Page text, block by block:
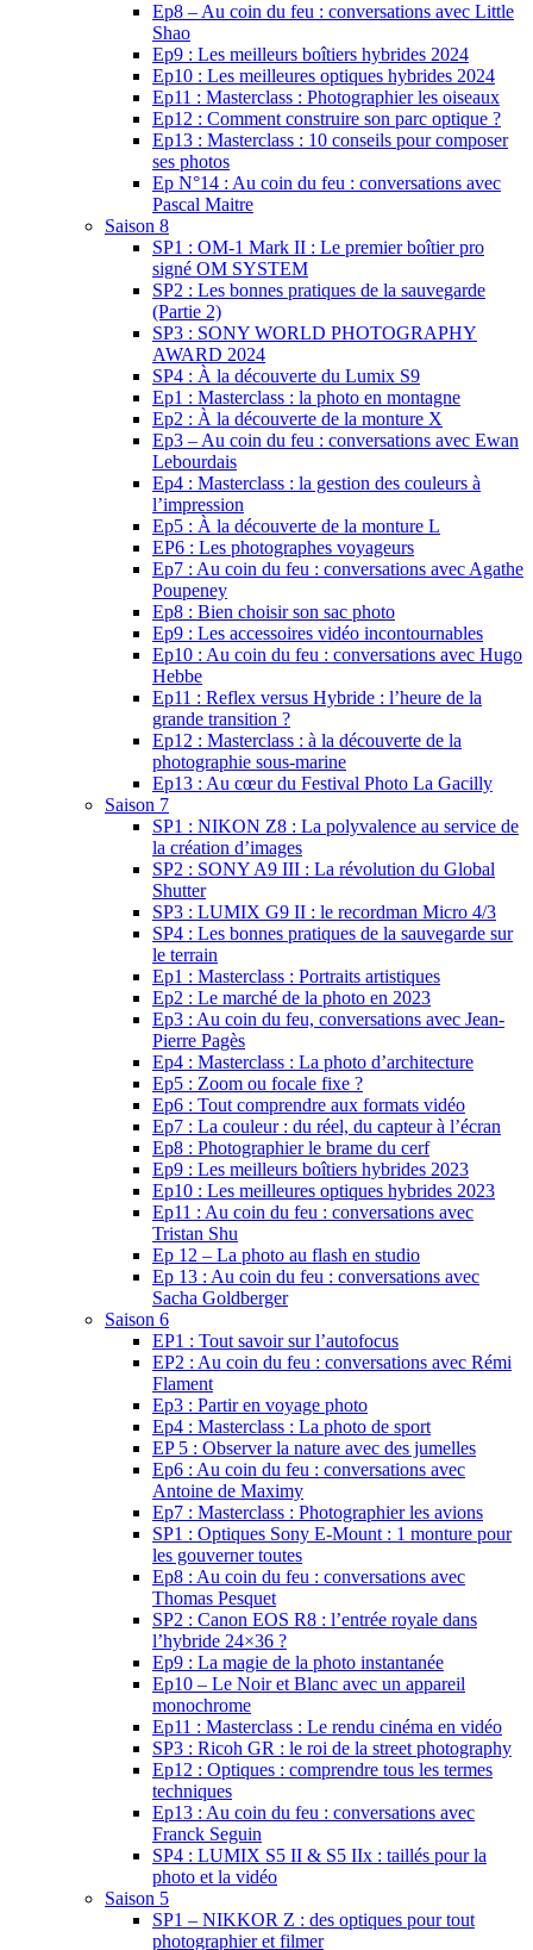
Ep8 – Au coin du feu : conversations avec Little
Shao
Ep9 : Les meilleurs boîtiers hybrides 2024
Ep10 : Les meilleures optiques hybrides 2024
Ep11 : Masterclass : Photographier les oiseaux
Ep12 : Comment construire son parc optique ?
Ep13 : Masterclass : 10 conseils pour composer
ses photos
Ep N°14 : Au coin du feu : conversations avec
Pascal Maitre
Saison 8
SP1 : OM-1 Mark II : Le premier boîtier pro
signé OM SYSTEM
SP2 : Les bonnes pratiques de la sauvegarde
(Partie 2)
SP3 : SONY WORLD PHOTOGRAPHY
AWARD 2024
SP4 : À la découverte du Lumix S9
Ep1 : Masterclass : la photo en montagne
Ep2 : À la découverte de la monture X
Ep3 – Au coin du feu : conversations avec Ewan
Lebourdais
Ep4 : Masterclass : la gestion des couleurs à
l’impression
Ep5 : À la découverte de la monture L
EP6 : Les photographes voyageurs
Ep7 : Au coin du feu : conversations avec Agathe
Poupeney
Ep8 : Bien choisir son sac photo
Ep9 : Les accessoires vidéo incontournables
Ep10 : Au coin du feu : conversations avec Hugo
Hebbe
Ep11 : Reflex versus Hybride : l’heure de la
grande transition ?
Ep12 : Masterclass : à la découverte de la
photographie sous-marine
Ep13 : Au cœur du Festival Photo La Gacilly
Saison 7
SP1 : NIKON Z8 : La polyvalence au service de
la création d’images
SP2 : SONY A9 III : La révolution du Global
Shutter
SP3 : LUMIX G9 II : le recordman Micro 4/3
SP4 : Les bonnes pratiques de la sauvegarde sur
le terrain
Ep1 : Masterclass : Portraits artistiques
Ep2 : Le marché de la photo en 2023
Ep3 : Au coin du feu, conversations avec Jean-
Pierre Pagès
Ep4 : Masterclass : La photo d’architecture
Ep5 : Zoom ou focale fixe ?
Ep6 : Tout comprendre aux formats vidéo
Ep7 : La couleur : du réel, du capteur à l’écran
Ep8 : Photographier le brame du cerf
Ep9 : Les meilleurs boîtiers hybrides 2023
Ep10 : Les meilleures optiques hybrides 2023
Ep11 : Au coin du feu : conversations avec
Tristan Shu
Ep 12 – La photo au flash en studio
Ep 13 : Au coin du feu : conversations avec
Sacha Goldberger
Saison 6
EP1 : Tout savoir sur l’autofocus
EP2 : Au coin du feu : conversations avec Rémi
Flament
Ep3 : Partir en voyage photo
Ep4 : Masterclass : La photo de sport
EP 5 : Observer la nature avec des jumelles
Ep6 : Au coin du feu : conversations avec
Antoine de Maximy
Ep7 : Masterclass : Photographier les avions
SP1 : Optiques Sony E-Mount : 1 monture pour
les gouverner toutes
Ep8 : Au coin du feu : conversations avec
Thomas Pesquet
SP2 : Canon EOS R8 : l’entrée royale dans
l’hybride 24×36 ?
Ep9 : La magie de la photo instantanée
Ep10 – Le Noir et Blanc avec un appareil
monochrome
Ep11 : Masterclass : Le rendu cinéma en vidéo
SP3 : Ricoh GR : le roi de la street photography
Ep12 : Optiques : comprendre tous les termes
techniques
Ep13 : Au coin du feu : conversations avec
Franck Seguin
SP4 : LUMIX S5 II & S5 IIx : taillés pour la
photo et la vidéo
Saison 5
SP1 – NIKKOR Z : des optiques pour tout
photographier et filmer